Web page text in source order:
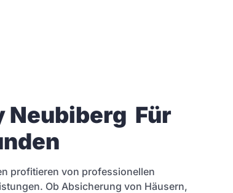
Für
profitieren von professionellen
Ob Absicherung von Häusern,